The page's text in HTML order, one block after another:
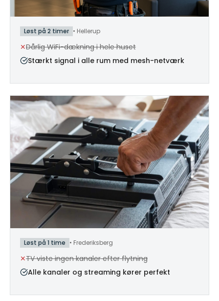
Løst på 2 timer • Hellerup
✕Dårlig WiFi-dækning i hele huset
Stærkt signal i alle rum med mesh-netværk
Løst på 1 time • Frederiksberg
✕TV viste ingen kanaler efter flytning
Alle kanaler og streaming kører perfekt